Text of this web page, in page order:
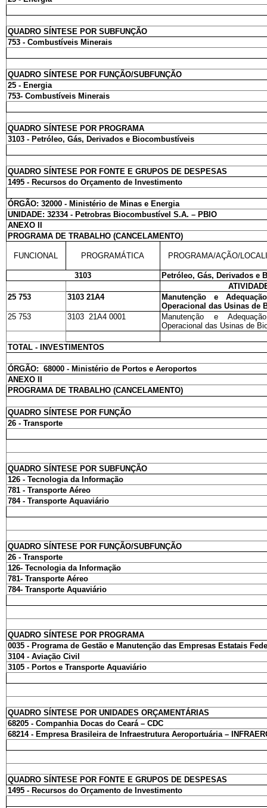
QUADRO SÍNTESE POR SUBFUNÇÃO
753 - Combustíveis Minerais
QUADRO SÍNTESE POR FUNÇÃO/SUBFUNÇÃO
25 - Energia
753- Combustíveis Minerais
QUADRO SÍNTESE POR PROGRAMA
3103 - Petróleo, Gás, Derivados e Biocombustíveis
QUADRO SÍNTESE POR FONTE E GRUPOS DE DESPESAS
1495 - Recursos do Orçamento de Investimento
ÓRGÃO: 32000 - Ministério de Minas e Energia
UNIDADE: 32334 - Petrobras Biocombustível S.A. – PBIO
ANEXO II
PROGRAMA DE TRABALHO (CANCELAMENTO)
FUNCIONAL PROGRAMÁTICA PROGRAMA/AÇÃO/
3103
Petróleo, Gás, Derivados e
25 753
3103 21A4
Manutenção e
Operacional das Usinas de
25 753
3103 21A4 0001
Manutenção e
Operacional das Usinas de
TOTAL - INVESTIMENTOS
ÓRGÃO: 68000 - Ministério de Portos e Aeroportos
ANEXO II
PROGRAMA DE TRABALHO (CANCELAMENTO)
QUADRO SÍNTESE POR FUNÇÃO
26 - Transporte
QUADRO SÍNTESE POR SUBFUNÇÃO
126 - Tecnologia da Informação
781 - Transporte Aéreo
784 - Transporte Aquaviário
QUADRO SÍNTESE POR FUNÇÃO/SUBFUNÇÃO
26 - Transporte
126- Tecnologia da Informação
781- Transporte Aéreo
784- Transporte Aquaviário
QUADRO SÍNTESE POR PROGRAMA
0035 - Programa de Gestão e Manutenção das Empresas Estatais
3104 - Aviação Civil
3105 - Portos e Transporte Aquaviário
QUADRO SÍNTESE POR UNIDADES ORÇAMENTÁRIAS
68205 - Companhia Docas do Ceará – CDC
68214 - Empresa Brasileira de Infraestrutura Aeroportuária –
QUADRO SÍNTESE POR FONTE E GRUPOS DE DESPESAS
1495 - Recursos do Orçamento de Investimento